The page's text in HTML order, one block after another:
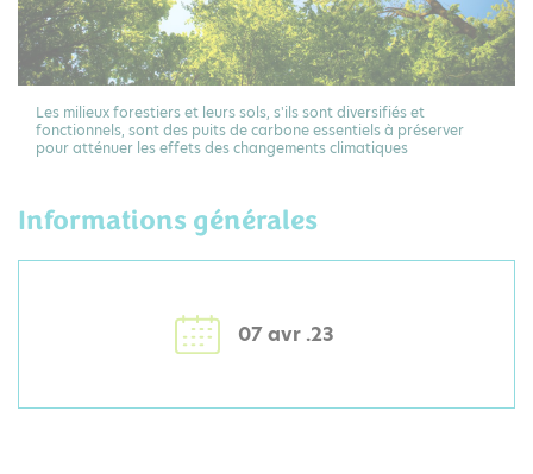
Les milieux forestiers et leurs sols, s'ils sont diversifiés et
fonctionnels, sont des puits de carbone essentiels à préserver
pour atténuer les effets des changements climatiques
Informations générales
07 avr .23